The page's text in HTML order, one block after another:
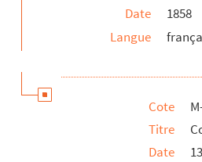
Date
1858
Langue
Cote
Titre
Date